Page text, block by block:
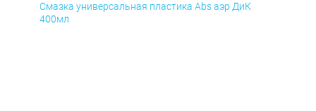
Смазка универсальная пластика Abs аэр ДиК
400мл